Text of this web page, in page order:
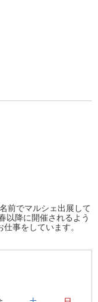
前でマルシェ出展して
以降に開催されるよう
事をしています。